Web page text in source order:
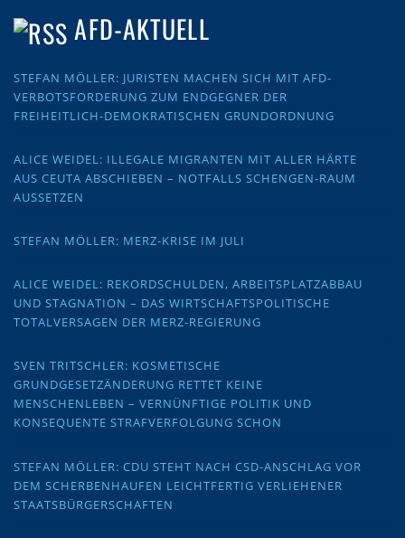
AFD-AKTUELL
STEFAN MÖLLER: JURISTEN MACHEN SICH MIT AFD-
VERBOTSFORDERUNG ZUM ENDGEGNER DER
FREIHEITLICH-DEMOKRATISCHEN GRUNDORDNUNG
ALICE WEIDEL: ILLEGALE MIGRANTEN MIT ALLER HÄRTE
AUS CEUTA ABSCHIEBEN – NOTFALLS SCHENGEN-RAUM
AUSSETZEN
STEFAN MÖLLER: MERZ-KRISE IM JULI
ALICE WEIDEL: REKORDSCHULDEN, ARBEITSPLATZABBAU
UND STAGNATION – DAS WIRTSCHAFTSPOLITISCHE
TOTALVERSAGEN DER MERZ-REGIERUNG
SVEN TRITSCHLER: KOSMETISCHE
GRUNDGESETZÄNDERUNG RETTET KEINE
MENSCHENLEBEN – VERNÜNFTIGE POLITIK UND
KONSEQUENTE STRAFVERFOLGUNG SCHON
STEFAN MÖLLER: CDU STEHT NACH CSD-ANSCHLAG VOR
DEM SCHERBENHAUFEN LEICHTFERTIG VERLIEHENER
STAATSBÜRGERSCHAFTEN